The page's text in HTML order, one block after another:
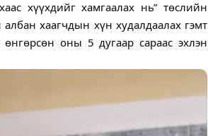
хүүхдийг хамгаалах нь” төслийн
хаагчдын хүн худалдаалах гэмт
өнгөрсөн оны 5 дугаар сараас эхлэн